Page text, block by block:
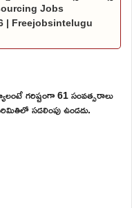
Jobs
| Freejobsintelugu
గరిష్టంగా 61 సంవత్సరాలు
సడలింపు ఉండదు.